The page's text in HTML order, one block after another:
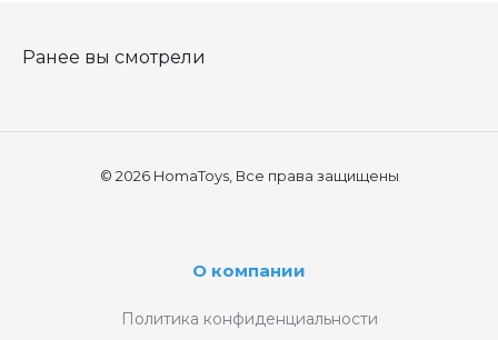
Ранее вы смотрели
© 2026 HomaToys, Все права защищены
О компании
Политика конфиденциальности